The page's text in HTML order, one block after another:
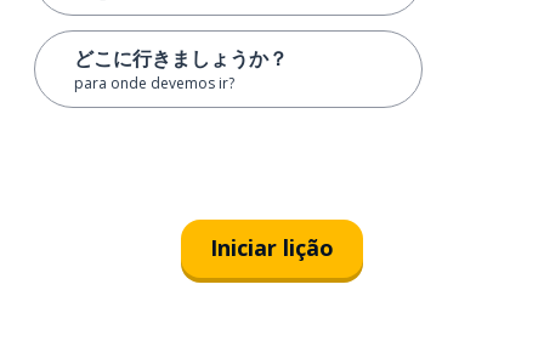
どこに行きましょうか？
para onde devemos ir?
Iniciar lição